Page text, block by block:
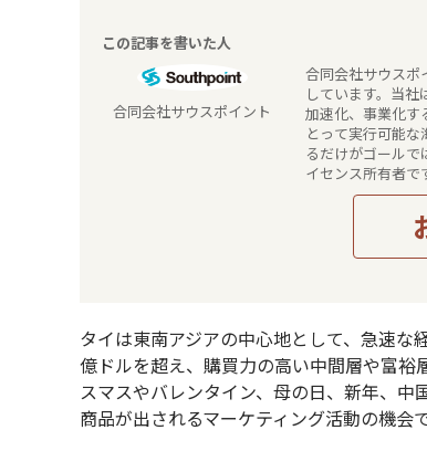
この記事を書いた人
合同会社サウスポイント
合同会社サウスポ
しています。当
加速化、事業化
とって実行可能
るだけがゴール
イセンス所有者で
海外展開実務支
タイは東南アジアの中心地として、急速な
億ドルを超え、購買力の高い中間層や富裕
スマスやバレンタイン、母の日、新年、
商品が出されるマーケティング活動の機会で